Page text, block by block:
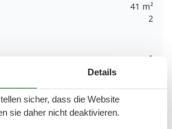
41 m²
2
1
Details
sicher, dass die Website
sie daher nicht deaktivieren.